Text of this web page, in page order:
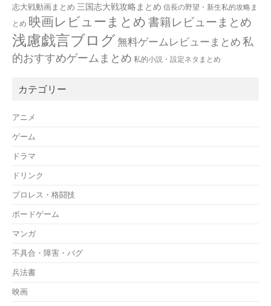
志大戦動画まとめ 三国志大戦攻略まとめ 信長の野望・新生私的攻略ま
とめ 映画レビューまとめ 書籍レビューまとめ
浅慮戯言ブログ無料ゲームレビューまとめ 私
的おすすめゲームまとめ 私的小説・設定ネタまとめ
カテゴリー
アニメ
ゲーム
ドラマ
ドリンク
プロレス・格闘技
ボードゲーム
マンガ
不具合・障害・バグ
兵法書
映画